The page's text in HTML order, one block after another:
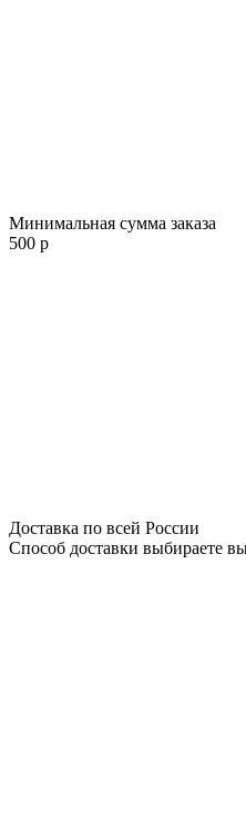
Минимальная сумма заказа
500 р
Доставка по всей России
Способ доставки выбираете